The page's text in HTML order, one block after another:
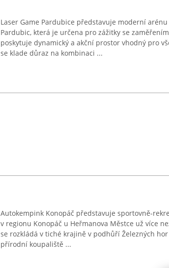
Laser Game Pardubice představuje moderní
Pardubic, která je určena pro zážitky se
poskytuje dynamický a akční prostor vhodný pro
se klade důraz na kombinaci ...
Autokempink Konopáč představuje sportovně-
v regionu Konopáč u Heřmanova Městce už více
se rozkládá v tiché krajině v podhůří Železných
přírodní koupaliště ...